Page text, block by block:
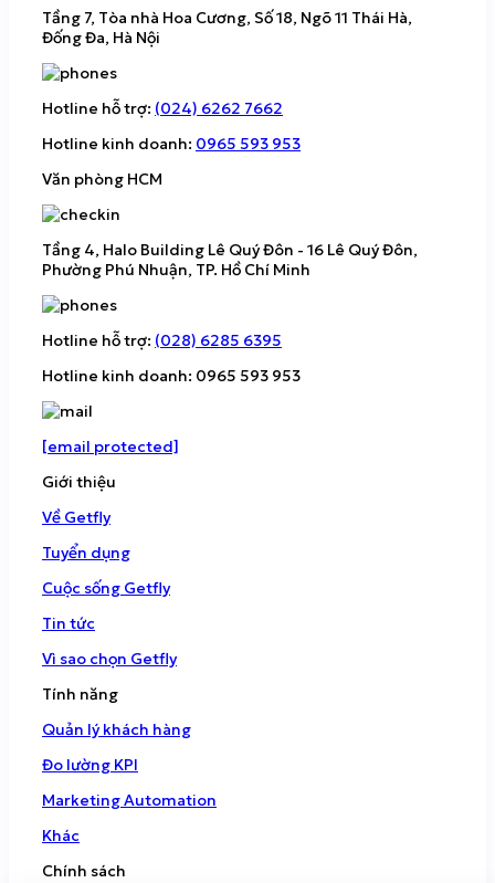
Tầng 7, Tòa nhà Hoa Cương, Số 18, Ngõ 11 Thái Hà,
Đống Đa, Hà Nội
Hotline hỗ trợ: (024) 6262 7662
Hotline kinh doanh: 0965 593 953
Văn phòng HCM
Tầng 4, Halo Building Lê Quý Đôn - 16 Lê Quý Đôn,
Phường Phú Nhuận, TP. Hồ Chí Minh
Hotline hỗ trợ: (028) 6285 6395
Hotline kinh doanh: 0965 593 953
[email protected]
Giới thiệu
Về Getfly
Tuyển dụng
Cuộc sống Getfly
Tin tức
Vì sao chọn Getfly
Tính năng
Quản lý khách hàng
Đo lường KPI
Marketing Automation
Khác
Chính sách